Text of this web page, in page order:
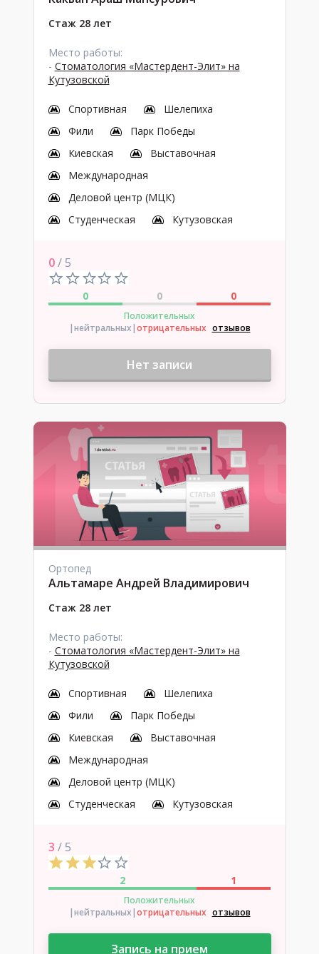
Стаж 28 лет
Место работы:
- Стоматология «Мастердент-Элит» на
Кутузовской
Спортивная
Шелепиха
Фили
Парк Победы
Киевская
Выставочная
Международная
Деловой центр (МЦК)
Студенческая
Кутузовская
0/ 5
0 0 0
Положительных
|нейтральных|отрицательных отзывов
Нет записи
Ортопед
Альтамаре Андрей Владимирович
Стаж 28 лет
Место работы:
- Стоматология «Мастердент-Элит» на
Кутузовской
Спортивная
Шелепиха
Фили
Парк Победы
Киевская
Выставочная
Международная
Деловой центр (МЦК)
Студенческая
Кутузовская
3 / 5
2 1
Положительных
|нейтральных|отрицательных отзывов
Запись на прием